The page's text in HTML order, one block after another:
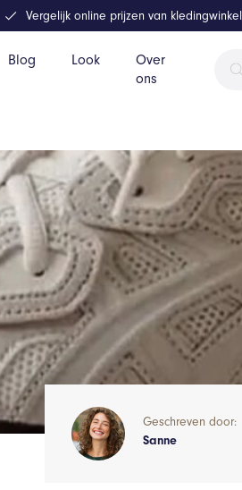
Blog Look
Over
ons
Vergelijk online prijzen van
Geschreven door:
Sanne